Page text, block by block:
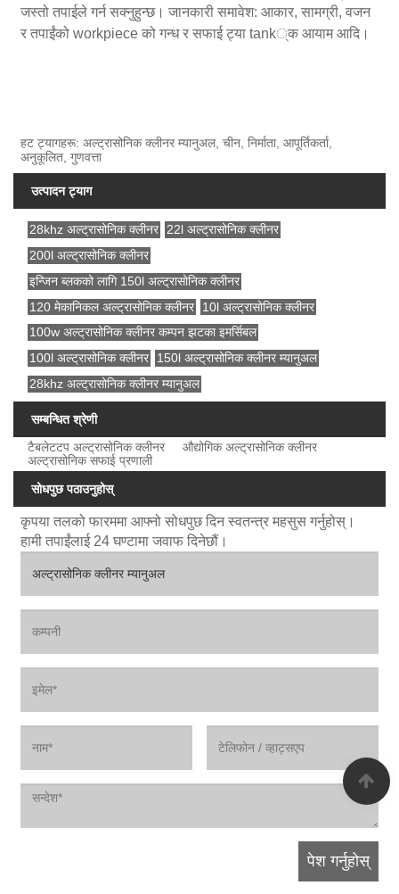
जस्तो तपाईले गर्न सक्नुहुन्छ। जानकारी समावेश: आकार, सामग्री, वजन
र तपाईंको workpiece को गन्ध र सफाई ट्या tank्क आयाम आदि।
हट ट्यागहरू: अल्ट्रासोनिक क्लीनर म्यानुअल, चीन, निर्माता, आपूर्तिकर्ता,
अनुकूलित, गुणवत्ता
उत्पादन ट्याग
28khz अल्ट्रासोनिक क्लीनर 22l अल्ट्रासोनिक क्लीनर
200l अल्ट्रासोनिक क्लीनर
इन्जिन ब्लकको लागि 150l अल्ट्रासोनिक क्लीनर
120 मेकानिकल अल्ट्रासोनिक क्लीनर
10l अल्ट्रासोनिक क्लीनर
100w अल्ट्रासोनिक क्लीनर कम्पन झटका इमर्सिबल
100l अल्ट्रासोनिक क्लीनर
150l अल्ट्रासोनिक क्लीनर म्यानुअल
28khz अल्ट्रासोनिक क्लीनर म्यानुअल
सम्बन्धित श्रेणी
टैबलेटटप अल्ट्रासोनिक क्लीनर
औद्योगिक अल्ट्रासोनिक क्लीनर
अल्ट्रासोनिक सफाई प्रणाली
सोधपुछ पठाउनुहोस्
कृपया तलको फारममा आफ्नो सोधपुछ दिन स्वतन्त्र महसुस गर्नुहोस्।
हामी तपाईंलाई 24 घण्टामा जवाफ दिनेछौं।